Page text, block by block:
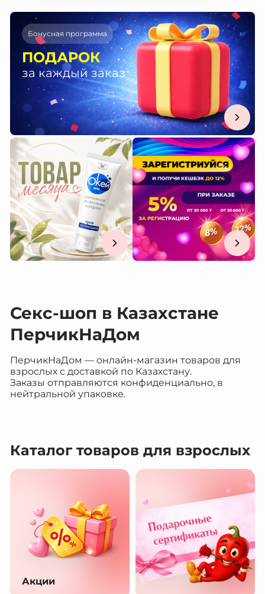
Бонусная программа
ПОДАРОК
за каждый заказ
Секс-шоп в Казахстане
ПерчикНаДом
ПерчикНаДом — онлайн-магазин товаров для
взрослых с доставкой по Казахстану.
Заказы отправляются конфиденциально, в
нейтральной упаковке.
Каталог товаров для взрослых
Акции